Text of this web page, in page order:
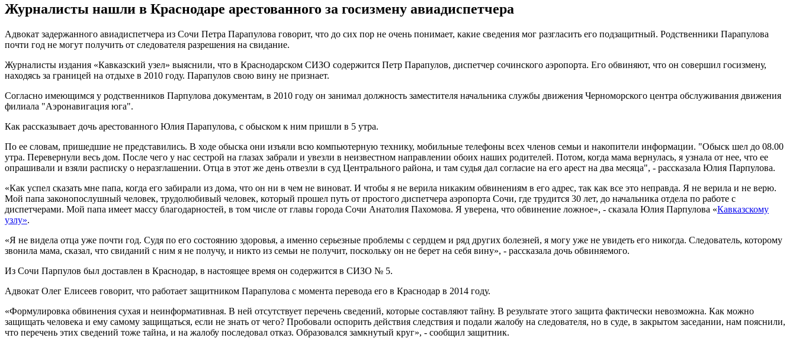
Журналисты нашли в Краснодаре арестованного за госизмену авиадиспетчера
Адвокат задержанного авиадиспетчера из Сочи Петра Парапулова говорит, что до сих пор не очень понимает, какие сведения мог разгласить его подзащитный. Родственники Парапулова
почти год не могут получить от следователя разрешения на свидание.
Журналисты издания «Кавказский узел» выяснили, что в Краснодарском СИЗО содержится Петр Парапулов, диспетчер сочинского аэропорта. Его обвиняют, что он совершил госизмену,
находясь за границей на отдыхе в 2010 году. Парапулов свою вину не признает.
Согласно имеющимся у родственников Парпулова документам, в 2010 году он занимал должность заместителя начальника службы движения Черноморского центра обслуживания движения
филиала "Аэронавигация юга".
Как рассказывает дочь арестованного Юлия Парапулова, с обыском к ним пришли в 5 утра.
По ее словам, пришедшие не представились. В ходе обыска они изъяли всю компьютерную технику, мобильные телефоны всех членов семьи и накопители информации. "Обыск шел до 08.00
утра. Перевернули весь дом. После чего у нас сестрой на глазах забрали и увезли в неизвестном направлении обоих наших родителей. Потом, когда мама вернулась, я узнала от нее, что ее
опрашивали и взяли расписку о неразглашении. Отца в этот же день отвезли в суд Центрального района, и там судья дал согласие на его арест на два месяца", - рассказала Юлия Парпулова.
«Как успел сказать мне папа, когда его забирали из дома, что он ни в чем не виноват. И чтобы я не верила никаким обвинениям в его адрес, так как все это неправда. Я не верила и не верю.
Мой папа законопослушный человек, трудолюбивый человек, который прошел путь от простого диспетчера аэропорта Сочи, где трудится 30 лет, до начальника отдела по работе с
диспетчерами. Мой папа имеет массу благодарностей, в том числе от главы города Сочи Анатолия Пахомова. Я уверена, что обвинение ложное», - сказала Юлия Парпулова «Кавказскому
узлу».
«Я не видела отца уже почти год. Судя по его состоянию здоровья, а именно серьезные проблемы с сердцем и ряд других болезней, я могу уже не увидеть его никогда. Следователь, которому
звонила мама, сказал, что свиданий с ним я не получу, и никто из семьи не получит, поскольку он не берет на себя вину», - рассказала дочь обвиняемого.
Из Сочи Парпулов был доставлен в Краснодар, в настоящее время он содержится в СИЗО № 5.
Адвокат Олег Елисеев говорит, что работает защитником Парапулова с момента перевода его в Краснодар в 2014 году.
«Формулировка обвинения сухая и неинформативная. В ней отсутствует перечень сведений, которые составляют тайну. В результате этого защита фактически невозможна. Как можно
защищать человека и ему самому защищаться, если не знать от чего? Пробовали оспорить действия следствия и подали жалобу на следователя, но в суде, в закрытом заседании, нам пояснили,
что перечень этих сведений тоже тайна, и на жалобу последовал отказ. Образовался замкнутый круг», - сообщил защитник.